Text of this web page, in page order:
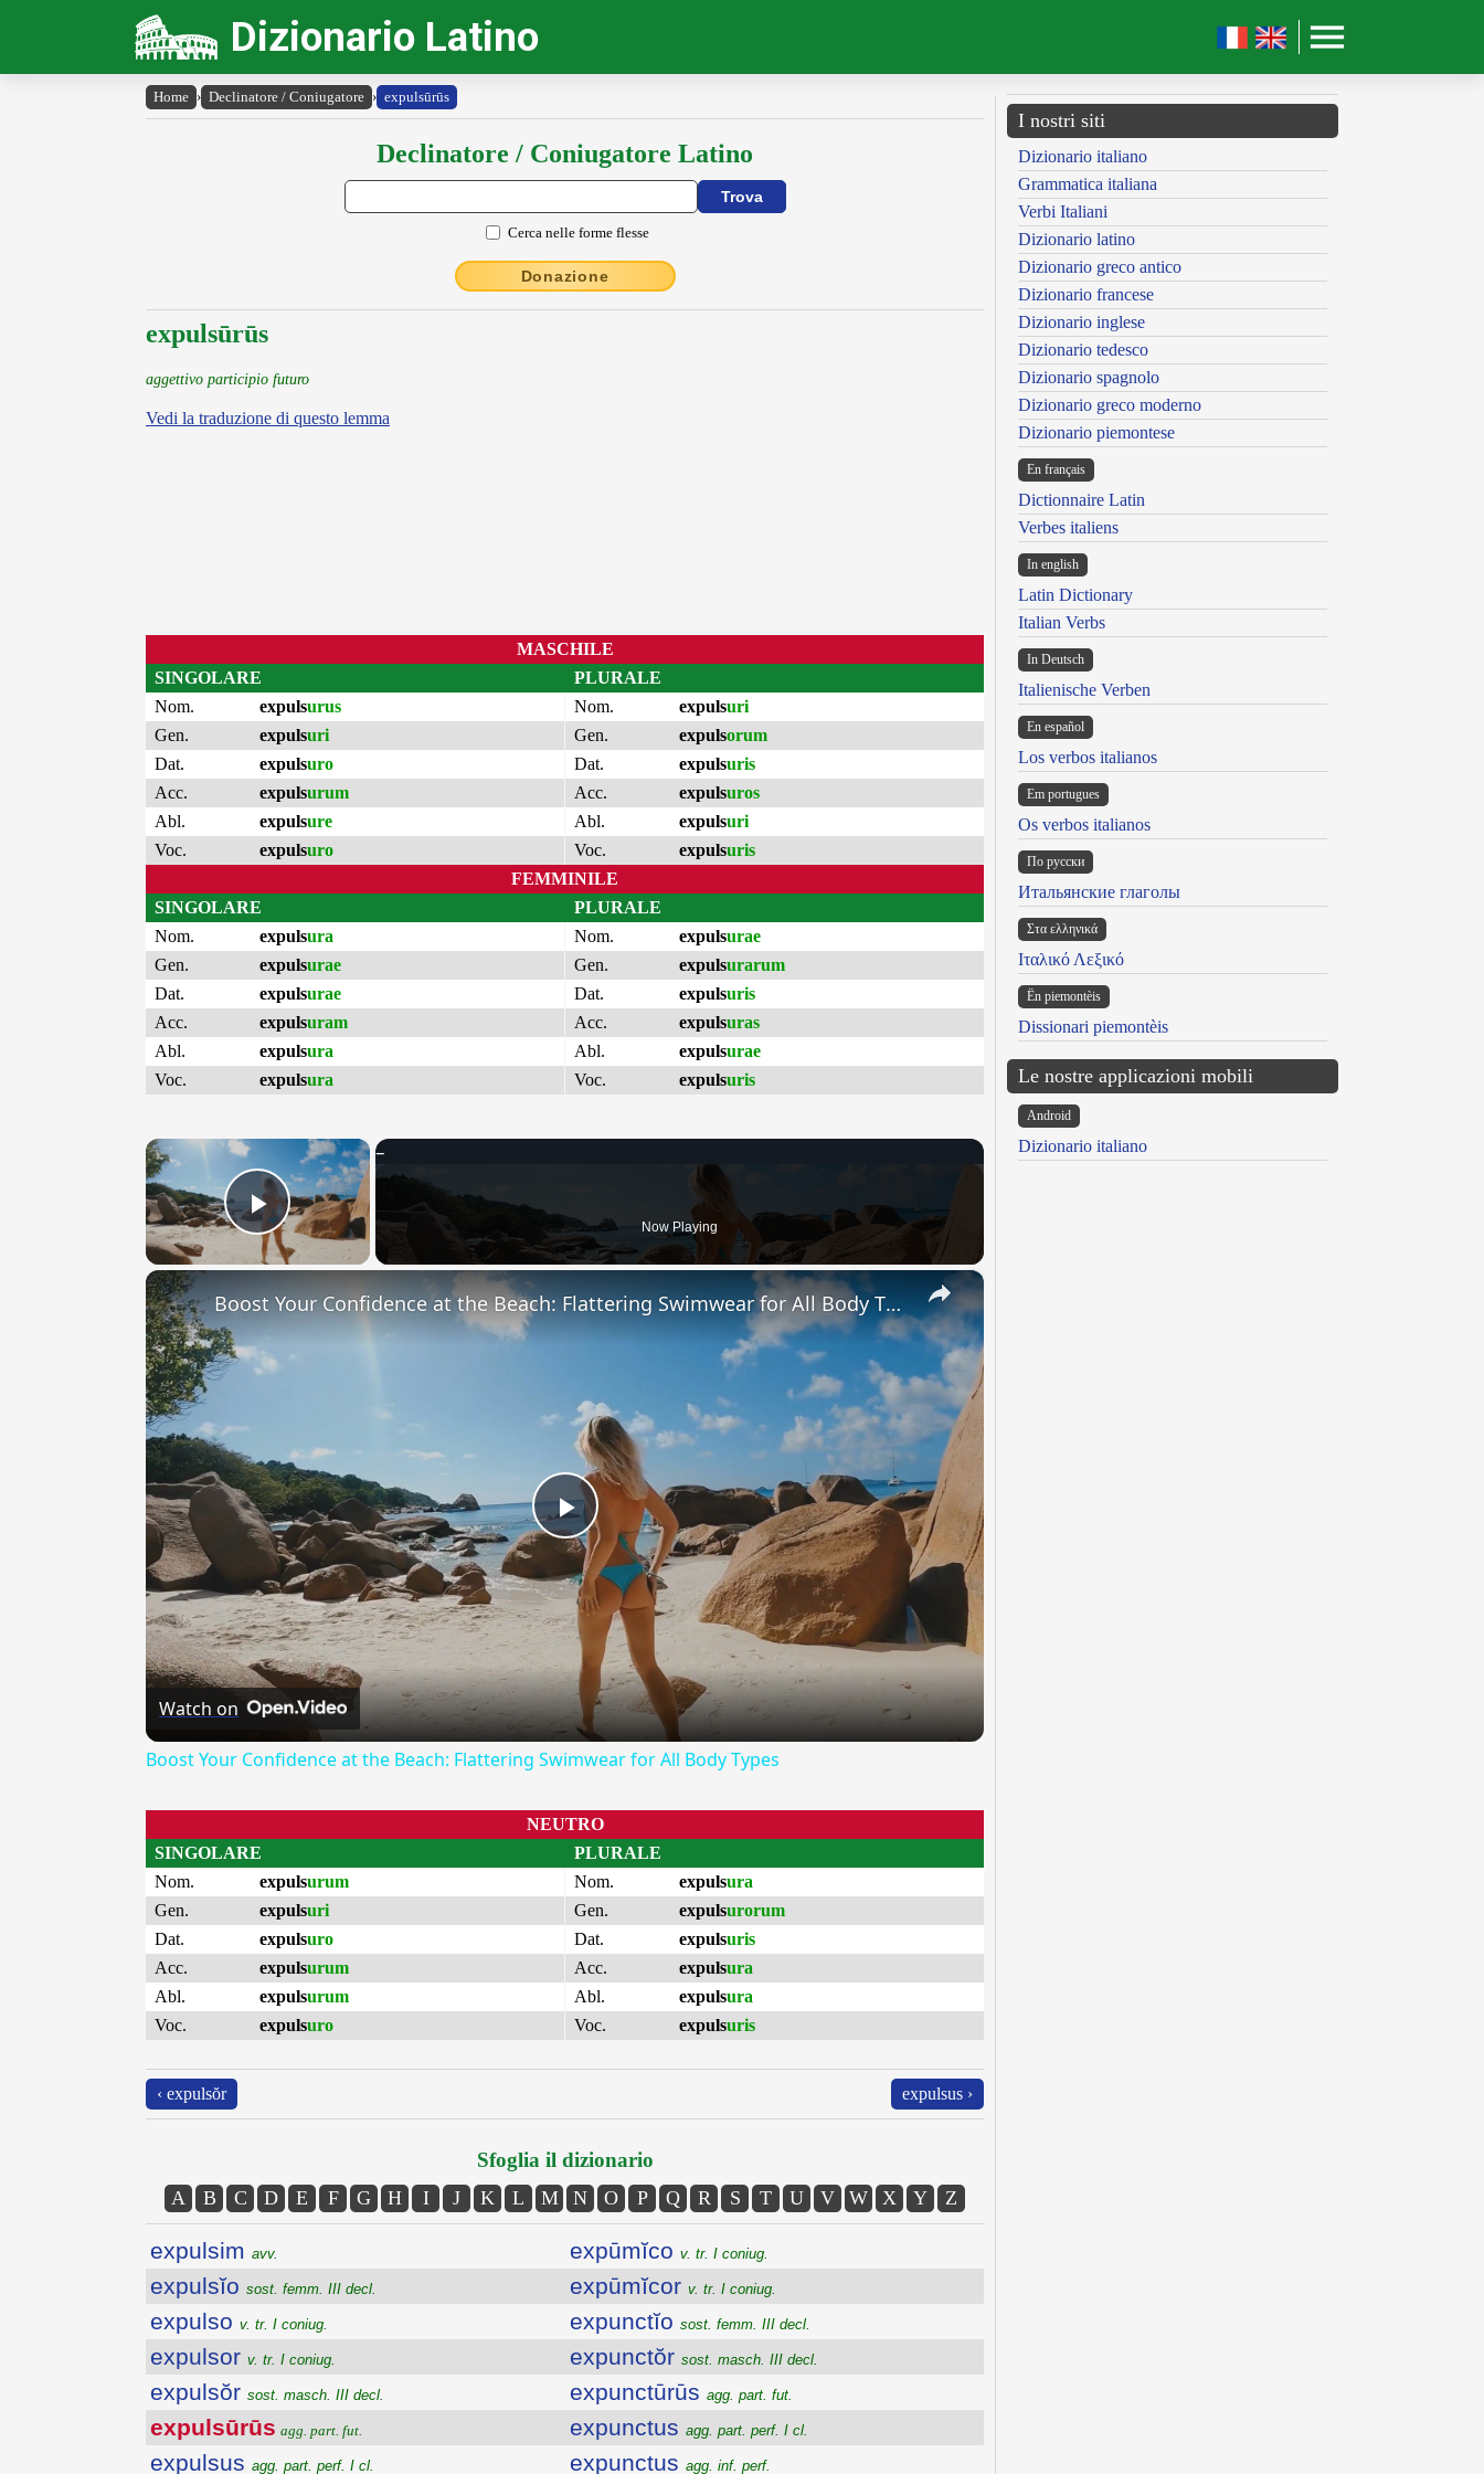
Dizionario Latino
Home › Declinatore / Coniugatore › expulsūrūs
Declinatore / Coniugatore Latino
Cerca nelle forme flesse
Donazione
expulsūrūs
aggettivo participio futuro
Vedi la traduzione di questo lemma
MASCHILE
SINGOLARE
Nom.
expulsurus
Gen.
expulsuri
Dat.
expulsuro
Acc.
expulsurum
Abl.
expulsure
Voc.
expulsuro
PLURALE
Nom.
expulsuri
Gen.
expulsorum
Dat.
expulsuris
Acc.
expulsuros
Abl.
expulsuri
Voc.
expulsuris
FEMMINILE
SINGOLARE
Nom.
expulsura
Gen.
expulsurae
Dat.
expulsurae
Acc.
expulsuram
Abl.
expulsura
Voc.
expulsura
PLURALE
Nom.
expulsurae
Gen.
expulsurarum
Dat.
expulsuris
Acc.
expulsuras
Abl.
expulsurae
Voc.
expulsuris
×
Play Video Now Playing
×
Play
Video
Boost Your Confidence at the Beach: Flattering Swimwear for All Body Types
Watch on
Boost Your Confidence at the Beach: Flattering Swimwear for All Body Types
NEUTRO
SINGOLARE
Nom.
expulsurum
Gen.
expulsuri
Dat.
expulsuro
Acc.
expulsurum
Abl.
expulsurum
Voc.
expulsuro
PLURALE
Nom.
expulsura
Gen.
expulsurorum
Dat.
expulsuris
Acc.
expulsura
Abl.
expulsura
Voc.
expulsuris
‹ expulsŏr expulsus ›
Sfoglia il dizionario
A B C D E F G H I J K L M N O P Q R S T U V W X Y Z
expulsim avv.
expulsĭo sost. femm. III decl.
expulso v. tr. I coniug.
expulsor v. tr. I coniug.
expulsŏr sost. masch. III decl.
expulsūrūs agg. part. fut.
expulsus agg. part. perf. I cl.
expūmĭco v. tr. I coniug.
expūmĭcor v. tr. I coniug.
expunctĭo sost. femm. III decl.
expunctŏr sost. masch. III decl.
expunctūrūs agg. part. fut.
expunctus agg. part. perf. I cl.
expunctus agg. inf. perf.
I nostri siti
Dizionario italiano
Grammatica italiana
Verbi Italiani
Dizionario latino
Dizionario greco antico
Dizionario francese
Dizionario inglese
Dizionario tedesco
Dizionario spagnolo
Dizionario greco moderno
Dizionario piemontese
En français
Dictionnaire Latin
Verbes italiens
In english
Latin Dictionary
Italian Verbs
In Deutsch
Italienische Verben
En español
Los verbos italianos
Em portugues
Os verbos italianos
По русски
Итальянские глаголы
Στα ελληνικά
Ιταλικό Λεξικό
Ën piemontèis
Dissionari piemontèis
Le nostre applicazioni mobili
Android
Dizionario italiano